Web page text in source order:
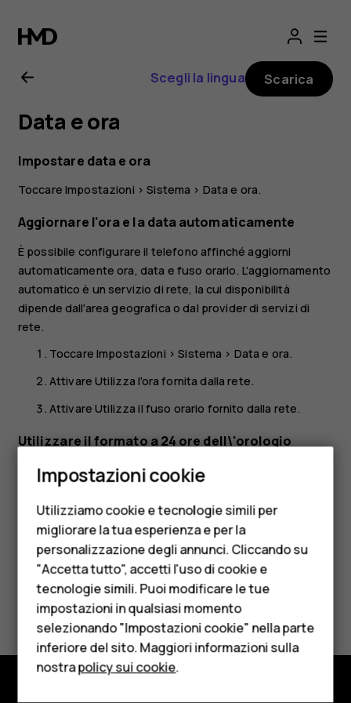
Manuale
d'uso
del
Nokia
G21
Smartphone
Cellulari
Telefoni per anziani
Accessori
HMD Terra M
Per le imprese
Tablet
Negozio
Scegli la lingua Scarica
Data e ora
Impostare data e ora
ToccareImpostazioni >Sistema > Data e ora.
Aggiornare l'ora e la data automaticamente
È possibile configurare il telefono affinché aggiorni
automaticamente ora, data e fuso orario. L'aggiornamento
automatico è un servizio di rete, la cui disponibilità
dipende dall'area geografica o dal provider di servizi di
rete.
ToccareImpostazioni >Sistema > Data e ora.
AttivareUtilizza l'ora fornita dalla rete.
AttivareUtilizza il fuso orario fornito dalla rete.
Utilizzare il formato a 24 ore dell\'orologio
ToccareImpostazioni> Sistema>Data e ora
Usa formato 24 ore
Ti è stato d'aiuto?
Sì No
Impostazioni cookie
Utilizziamo cookie e tecnologie simili per
migliorare la tua esperienza e per la
personalizzazione degli annunci. Cliccando su
"Accetta tutto", accetti l'uso di cookie e
tecnologie simili. Puoi modificare le tue
impostazioni in qualsiasi momento
selezionando "Impostazioni cookie" nella parte
inferiore del sito. Maggiori informazioni sulla
nostrapolicy sui cookie.